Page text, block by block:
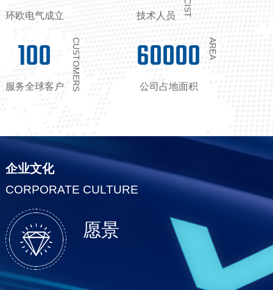
环欧电气成立 技术人员
100
服务全球客户 CUSTOMERS 60000
公司占地面积
AREA
企业文化
CORPORATE CULTURE
愿景